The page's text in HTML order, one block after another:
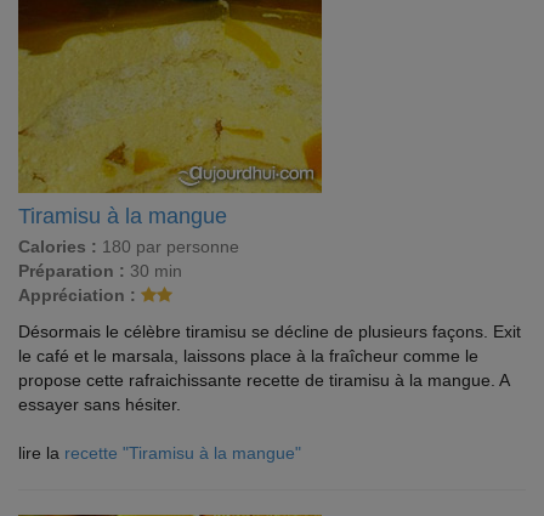
Tiramisu à la mangue
Calories : 180 par personne
Préparation : 30 min
Appréciation :
Désormais le célèbre tiramisu se décline de plusieurs façons. Exit
le café et le marsala, laissons place à la fraîcheur comme le
propose cette rafraichissante recette de tiramisu à la mangue. A
essayer sans hésiter.
lire la recette "Tiramisu à la mangue"